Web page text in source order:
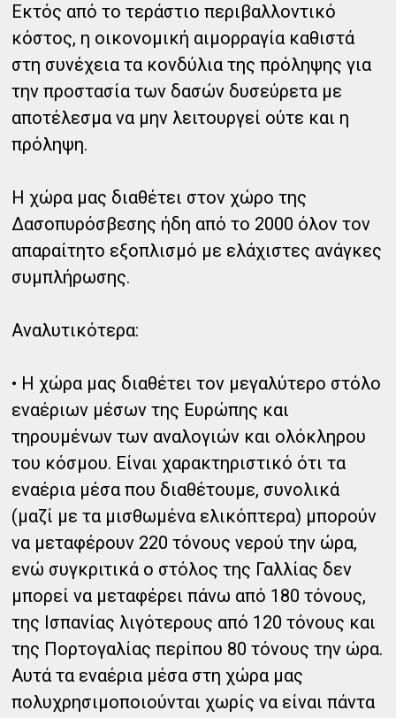
Εκτός από το τεράστιο περιβαλλοντικό
κόστος, η οικονομική αιμορραγία καθιστά
στη συνέχεια τα κονδύλια της πρόληψης για
την προστασία των δασών δυσεύρετα με
αποτέλεσμα να μην λειτουργεί ούτε και η
πρόληψη.
Η χώρα μας διαθέτει στον χώρο της
Δασοπυρόσβεσης ήδη από το 2000 όλον τον
απαραίτητο εξοπλισμό με ελάχιστες ανάγκες
συμπλήρωσης.
Αναλυτικότερα:
• Η χώρα μας διαθέτει τον μεγαλύτερο στόλο
εναέριων μέσων της Ευρώπης και
τηρουμένων των αναλογιών και ολόκληρου
του κόσμου. Είναι χαρακτηριστικό ότι τα
εναέρια μέσα που διαθέτουμε, συνολικά
(μαζί με τα μισθωμένα ελικόπτερα) μπορούν
να μεταφέρουν 220 τόνους νερού την ώρα,
ενώ συγκριτικά ο στόλος της Γαλλίας δεν
μπορεί να μεταφέρει πάνω από 180 τόνους,
της Ισπανίας λιγότερους από 120 τόνους και
της Πορτογαλίας περίπου 80 τόνους την ώρα.
Αυτά τα εναέρια μέσα στη χώρα μας
πολυχρησιμοποιούνται χωρίς να είναι πάντα